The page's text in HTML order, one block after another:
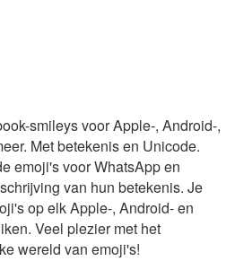
smileys voor Apple-, Android-,
Met betekenis en Unicode.
emoji's voor WhatsApp en
van hun betekenis. Je
op elk Apple-, Android- en
Veel plezier met het
wereld van emoji's!